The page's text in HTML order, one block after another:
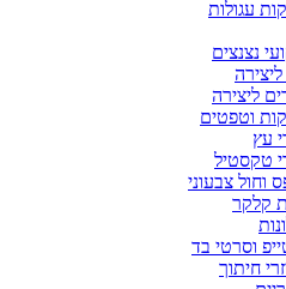
עגולות
נצנצים
ליצירה
וטפטים
עץ
טקסטיל
וחול צבעוני
קלקר
וסרטי בד
חיתוך